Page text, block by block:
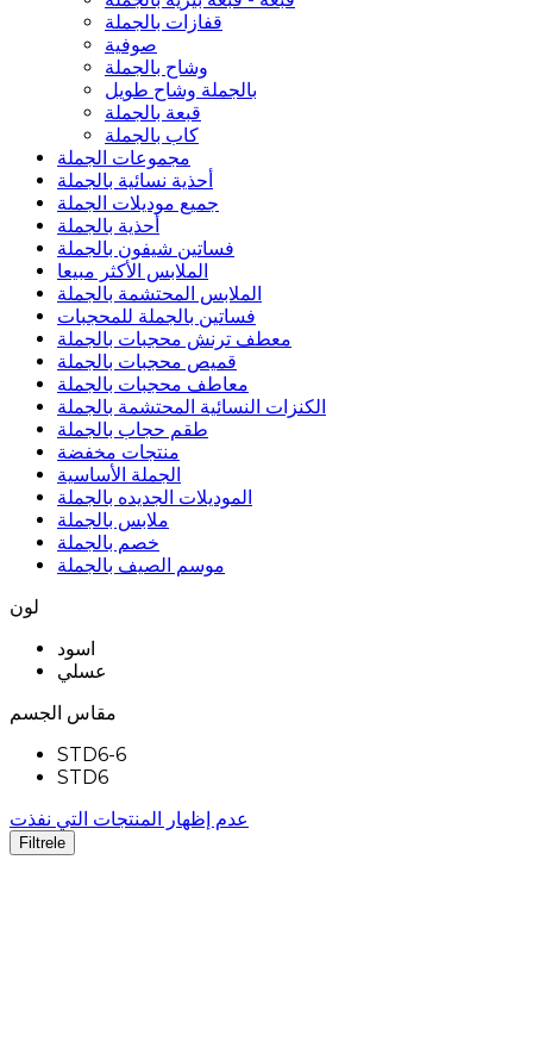
قفازات بالجملة
صوفية
وشاح بالجملة
بالجملة وشاح طويل
قبعة بالجملة
كاب بالجملة
مجموعات الجملة
أحذية نسائية بالجملة
جميع موديلات الجملة
أحذية بالجملة
فساتين شيفون بالجملة
الملابس الأكثر مبيعا
الملابس المحتشمة بالجملة
فساتين بالجملة للمحجبات
معطف ترنش محجبات بالجملة
قميص محجبات بالجملة
معاطف محجبات بالجملة
الكنزات النسائية المحتشمة بالجملة
طقم حجاب بالجملة
منتجات مخفضة
الجملة الأساسية
الموديلات الجديده بالجملة
ملابس بالجملة
خصم بالجملة
موسم الصيف بالجملة
لون
اسود
عسلي
مقاس الجسم
STD6-6
STD6
عدم إظهار المنتجات التي نفذت
Filtrele